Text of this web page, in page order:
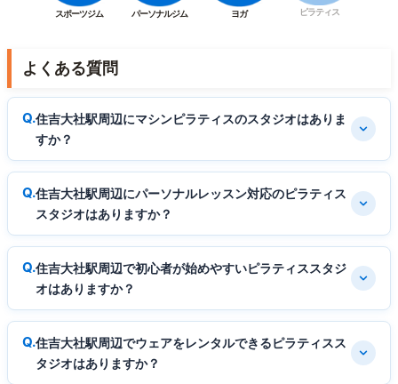
スポーツジム パーソナルジム ヨガ ピラティス
よくある質問
住吉大社駅周辺にマシンピラティスのスタジオはありま
すか？
住吉大社駅周辺にパーソナルレッスン対応のピラティス
スタジオはありますか？
住吉大社駅周辺で初心者が始めやすいピラティススタジ
オはありますか？
住吉大社駅周辺でウェアをレンタルできるピラティスス
タジオはありますか？